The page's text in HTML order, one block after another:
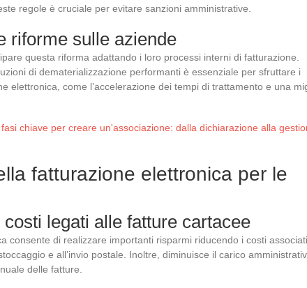
regole è cruciale per evitare sanzioni amministrative.
riforme sulle aziende
questa riforma adattando i loro processi interni di fatturazione.
di dematerializzazione performanti è essenziale per sfruttare i
elettronica, come l’accelerazione dei tempi di trattamento e una
fasi chiave per creare un'associazione: dalla dichiarazione alla
fatturazione elettronica per le
legati alle fatture cartacee
consente di realizzare importanti risparmi riducendo i costi
e all’invio postale. Inoltre, diminuisce il carico
delle fatture.